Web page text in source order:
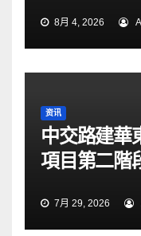
8月 4, 2026
资讯
中交路建華
項目第二階
7月 29, 2026